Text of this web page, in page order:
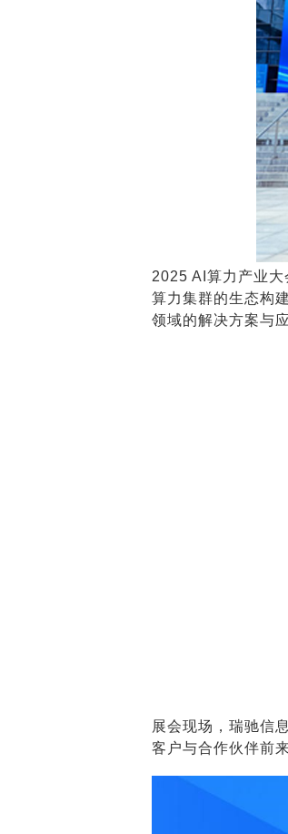
2025 AI算力产业大
算力集群的生态构
领域的解决方案与
展会现场，瑞驰信
客户与合作伙伴前